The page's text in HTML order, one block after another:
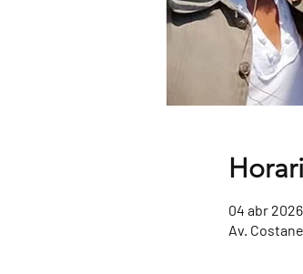
04 abr
Av.